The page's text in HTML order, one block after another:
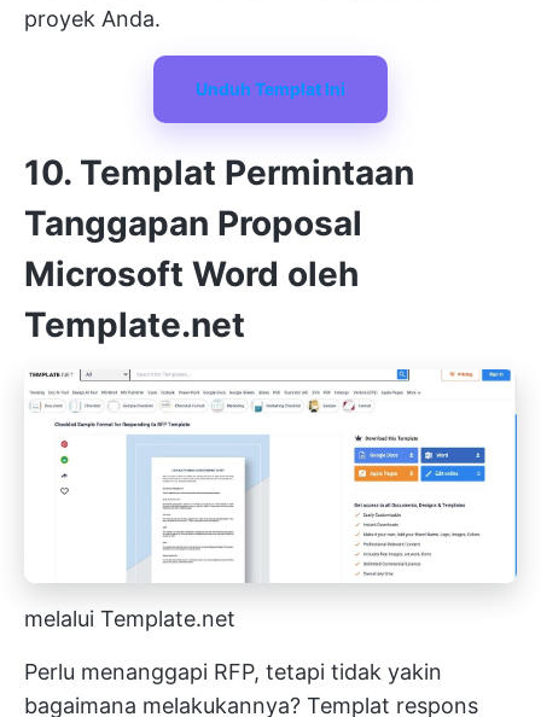
proyek Anda.
Unduh Templat Ini
10. Templat Permintaan
Tanggapan Proposal
Microsoft Word oleh
Template.net
melalui Template.net
Perlu menanggapi RFP, tetapi tidak yakin
bagaimana melakukannya? Templat respons